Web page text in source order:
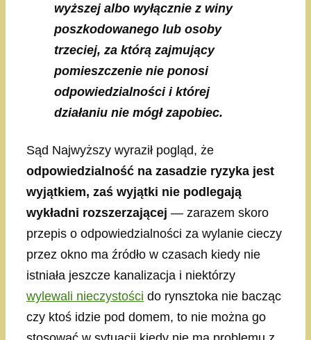
wyższej albo wyłącznie z winy
poszkodowanego lub osoby
trzeciej, za którą zajmujący
pomieszczenie nie ponosi
odpowiedzialności i której
działaniu nie mógł zapobiec.
Sąd Najwyższy wyraził pogląd, że
odpowiedzialność na zasadzie ryzyka jest
wyjątkiem, zaś wyjątki nie podlegają
wykładni rozszerzającej — zarazem skoro
przepis o odpowiedzialności za wylanie cieczy
przez okno ma źródło w czasach kiedy nie
istniała jeszcze kanalizacja i niektórzy
wylewali nieczystości do rynsztoka nie bacząc
czy ktoś idzie pod domem, to nie można go